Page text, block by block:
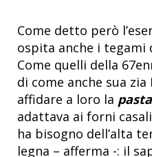
Come detto però
ospita anche i
Come quelli della
di come anche sua zia
affidare a loro la
adattava ai forni
ha bisogno dell’alta
legna – afferma -: il